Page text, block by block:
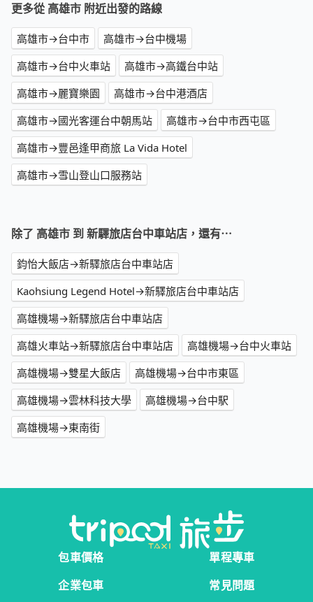
更多從 高雄市 附近出發的路線
高雄市→台中市
高雄市→台中機場
高雄市→台中火車站
高雄市→高鐵台中站
高雄市→麗寶樂園
高雄市→台中港酒店
高雄市→國光客運台中朝馬站
高雄市→台中市西屯區
高雄市→豐邑逢甲商旅 La Vida Hotel
高雄市→雪山登山口服務站
除了 高雄市 到 新驛旅店台中車站店，還有⋯
鈞怡大飯店→新驛旅店台中車站店
Kaohsiung Legend Hotel→新驛旅店台中車站店
高雄機場→新驛旅店台中車站店
高雄火車站→新驛旅店台中車站店
高雄機場→台中火車站
高雄機場→雙星大飯店
高雄機場→台中市東區
高雄機場→雲林科技大學
高雄機場→台中駅
高雄機場→東南街
包車價格
單程專車
企業包車
常見問題